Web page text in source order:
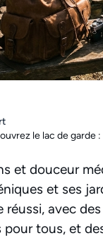
le lac de garde
et douceur
et ses
réussi, avec
pour tous, et